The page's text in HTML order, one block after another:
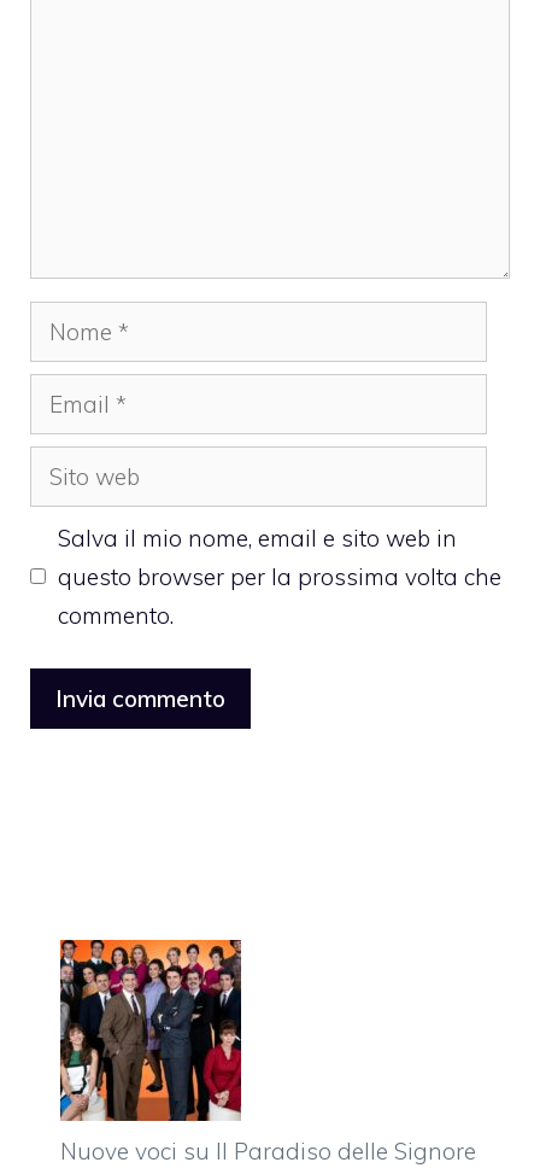
Nome
Email
Sito
web
Salva il mio nome, email e sito web in
questo browser per la prossima volta che
commento.
Nuove voci su Il Paradiso delle Signore